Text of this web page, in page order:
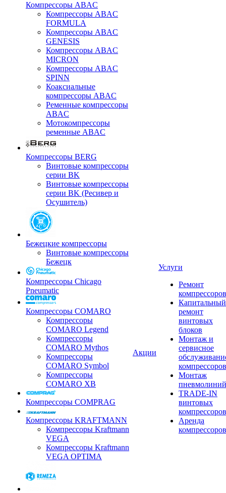
Компрессоры ABAC
Компрессоры ABAC
FORMULA
Компрессоры ABAC
GENESIS
Компрессоры ABAC
MICRON
Компрессоры ABAC
SPINN
Коаксиальные
компрессоры ABAC
Ременные компрессоры
ABAC
Мотокомпрессоры
ременные ABAC
Компрессоры BERG
Винтовые компрессоры
серии BK
Винтовые компрессоры
серии BK (Ресивер и
Осушитель)
Бежецкие компрессоры
Винтовые компрессоры
Бежецк
Компрессоры Chicago
Pneumatic
Компрессоры COMARO
Компрессоры
COMARO Legend
Компрессоры
COMARO Mythos
Компрессоры
COMARO Symbol
Компрессоры
COMARO XB
Компрессоры COMPRAG
Компрессоры KRAFTMANN
Компрессоры Kraftmann
VEGA
Компрессоры Kraftmann
VEGA OPTIMA
Акции
Услуги
Ремонт
компрессоров
Капитальный
ремонт
винтовых
блоков
Монтаж и
сервисное
компрессоров
Монтаж
пневмолиний
TRADE-IN
винтовых
компрессоров
Аренда
компрессоров